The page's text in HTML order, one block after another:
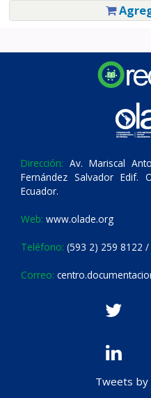
Dirección: Av. Mariscal
Fernández Salvador
Ecuador.
Web: www.olade.org
Teléfono: (593 2) 259 8122
Correo:
Tweets by